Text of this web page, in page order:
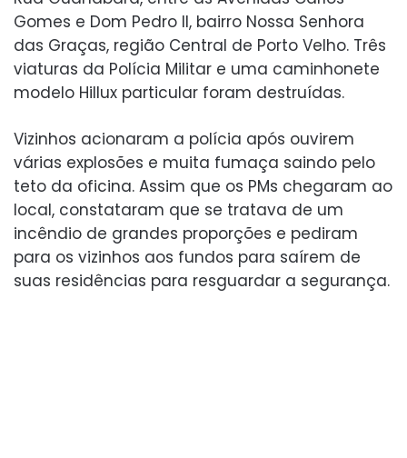
Gomes e Dom Pedro II, bairro Nossa Senhora
das Graças, região Central de Porto Velho. Três
viaturas da Polícia Militar e uma caminhonete
modelo Hillux particular foram destruídas.
Vizinhos acionaram a polícia após ouvirem
várias explosões e muita fumaça saindo pelo
teto da oficina. Assim que os PMs chegaram ao
local, constataram que se tratava de um
incêndio de grandes proporções e pediram
para os vizinhos aos fundos para saírem de
suas residências para resguardar a segurança.